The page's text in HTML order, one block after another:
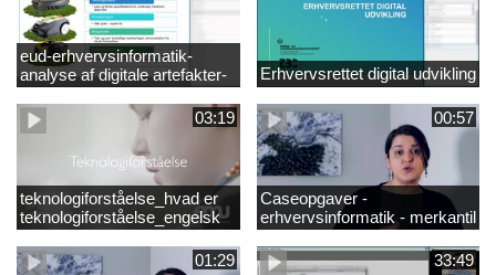
eud-erhvervsinformatik-
analyse af digitale artefakter-
Erhvervsrettet digital udvikling
03:19
teknologiforståelse_hvad er
teknologiforståelse_engelsk
00:57
Caseopgaver -
erhvervsinformatik - merkantil
01:29 33:49